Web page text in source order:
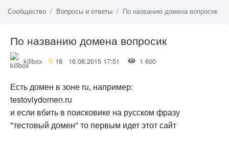
Сообщество Вопросы и ответы По названию домена вопросик
По названию домена вопросик
killbox 18 16.08.2015 17:51 1 600
Есть домен в зоне ru, например:
testoviydomen.ru
и если вбить в поисковике на русском фразу
"тестовый домен" то первым идет этот сайт